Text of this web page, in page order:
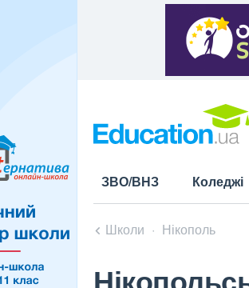
ЗВО/ВНЗ Коледжі
Школи Нікополь